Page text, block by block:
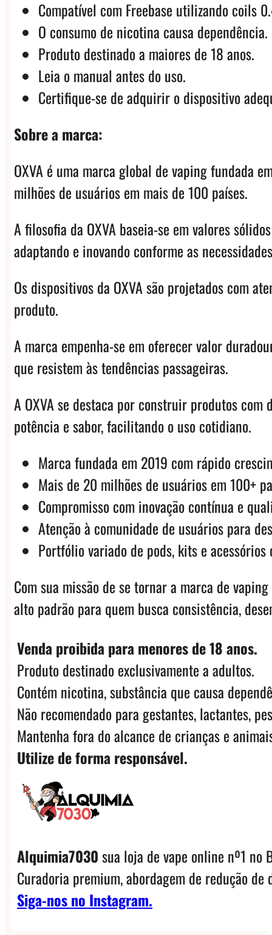
Compatível com Freebase utilizando coils
O consumo de nicotina causa dependência.
Produto destinado a maiores de 18 anos.
Leia o manual antes do uso.
Certifique-se de adquirir o dispositivo
Sobre a marca:
OXVA é uma marca global de vaping fundada
milhões de usuários em mais de 100 países.
A filosofia da OXVA baseia-se em valores
adaptando e inovando conforme as
Os dispositivos da OXVA são projetados com
produto.
A marca empenha-se em oferecer valor
que resistem às tendências passageiras.
A OXVA se destaca por construir produtos
potência e sabor, facilitando o uso cotidiano.
Marca fundada em 2019 com rápido
Mais de 20 milhões de usuários em 100+
Compromisso com inovação contínua e
Atenção à comunidade de usuários para
Portfólio variado de pods, kits e
Com sua missão de se tornar a marca de
alto padrão para quem busca consistência,
Venda proibida para menores de 18 anos.
Produto destinado exclusivamente a adultos.
Contém nicotina, substância que causa
Não recomendado para gestantes, lactantes,
Mantenha fora do alcance de crianças e
Utilize de forma responsável.
Alquimia7030sua loja de vape online nº1 no
Curadoria premium, abordagem de redução
Siga-nos no Instagram.